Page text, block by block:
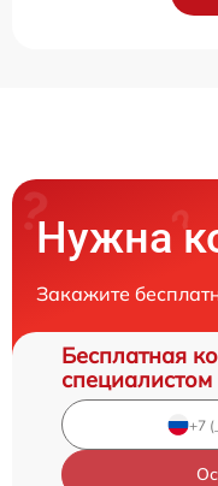
Нужна
Закажите
Бесплатная
специалистом